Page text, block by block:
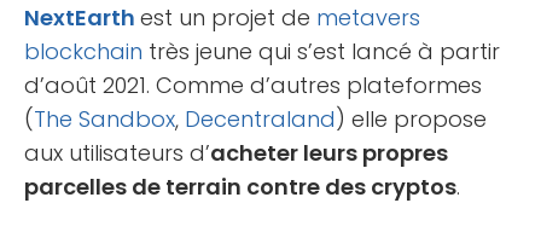
NextEarth est un projet de metavers
blockchain très jeune qui s’est lancé à partir
d’août 2021. Comme d’autres plateformes
(The Sandbox, Decentraland) elle propose
aux utilisateurs d’acheter leurs propres
parcelles de terrain contre des cryptos.